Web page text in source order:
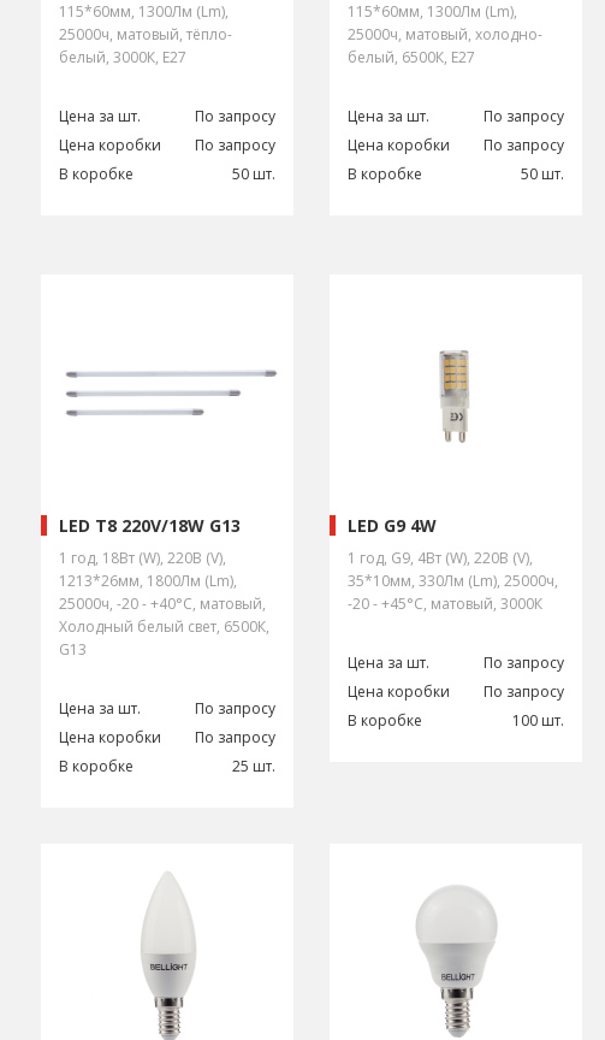
115*60мм, 1300Лм (Lm),
25000ч, матовый, тёпло-
белый, 3000К, E27
Цена за шт.
По запросу
Цена коробки
По запросу
В коробке
50 шт.
115*60мм, 1300Лм (Lm),
25000ч, матовый, холодно-
белый, 6500К, E27
Цена за шт.
По запросу
Цена коробки
По запросу
В коробке
50 шт.
LED T8 220V/18W G13
1 год, 18Вт (W), 220В (V),
1213*26мм, 1800Лм (Lm),
25000ч, -20 - +40°С, матовый,
Холодный белый свет, 6500К,
G13
Цена за шт.
По запросу
Цена коробки
По запросу
В коробке
25 шт.
LED G9 4W
1 год, G9, 4Вт (W), 220В (V),
35*10мм, 330Лм (Lm), 25000ч,
-20 - +45°С, матовый, 3000К
Цена за шт.
По запросу
Цена коробки
По запросу
В коробке
100 шт.